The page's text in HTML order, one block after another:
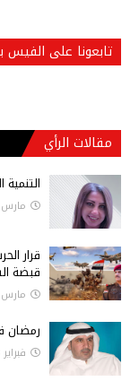
تابعونا على الفيس
مقالات الرأي
مارس 29, 2026
قرار
قبضة
مارس 26, 2026
رمضان
فبراير 23, 2026